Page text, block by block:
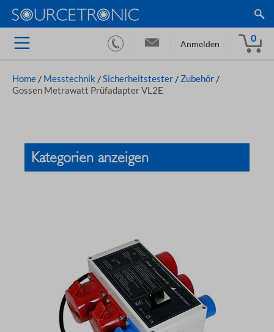
Anmelden
0
Home / Messtechnik /Sicherheitstester / Zubehör /
Gossen Metrawatt Prüfadapter VL2E
Kategorien anzeigen